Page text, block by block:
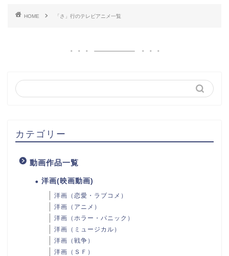
HOME 「さ」行のテレビアニメ一覧
カテゴリー
動画作品一覧
洋画(映画動画)
洋画（恋愛・ラブコメ）
洋画（アニメ）
洋画（ホラー・パニック）
洋画（ミュージカル）
洋画（戦争）
洋画（ＳＦ）